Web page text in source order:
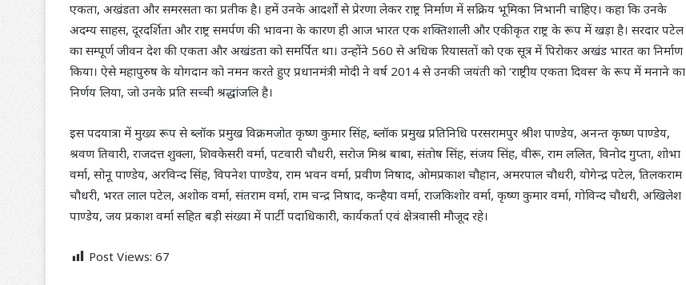
एकता, अखंडता और समरसता का प्रतीक है। हमें उनके आदर्शों से प्रेरणा लेकर राष्ट्र निर्माण में सक्रिय भूमिका निभानी चाहिए। कहा कि उनके
अदम्य साहस, दूरदर्शिता और राष्ट्र समर्पण की भावना के कारण ही आज भारत एक शक्तिशाली और एकीकृत राष्ट्र के रूप में खड़ा है। सरदार पटेल
का सम्पूर्ण जीवन देश की एकता और अखंडता को समर्पित था। उन्होंने 560 से अधिक रियासतों को एक सूत्र में पिरोकर अखंड भारत का निर्माण
किया। ऐसे महापुरुष के योगदान को नमन करते हुए प्रधानमंत्री मोदी ने वर्ष 2014 से उनकी जयंती को ‘राष्ट्रीय एकता दिवस’ के रूप में मनाने का
निर्णय लिया, जो उनके प्रति सच्ची श्रद्धांजलि है।
इस पदयात्रा में मुख्य रूप से ब्लॉक प्रमुख विक्रमजोत कृष्ण कुमार सिंह, ब्लॉक प्रमुख प्रतिनिधि परसरामपुर श्रीश पाण्डेय, अनन्त कृष्ण पाण्डेय,
श्रवण तिवारी, राजदत्त शुक्ला, शिवकेसरी वर्मा, पटवारी चौधरी, सरोज मिश्र बाबा, संतोष सिंह, संजय सिंह, वीरू, राम ललित, विनोद गुप्ता, शोभा
वर्मा, सोनू पाण्डेय, अरविन्द सिंह, विपनेश पाण्डेय, राम भवन वर्मा, प्रवीण निषाद, ओमप्रकाश चौहान, अमरपाल चौधरी, योगेन्द्र पटेल, तिलकराम
चौधरी, भरत लाल पटेल, अशोक वर्मा, संतराम वर्मा, राम चन्द्र निषाद, कन्हैया वर्मा, राजकिशोर वर्मा, कृष्ण कुमार वर्मा, गोविन्द चौधरी, अखिलेश
पाण्डेय, जय प्रकाश वर्मा सहित बड़ी संख्या में पार्टी पदाधिकारी, कार्यकर्ता एवं क्षेत्रवासी मौजूद रहे।
Post Views: 67